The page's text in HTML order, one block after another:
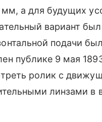
мм, а для будущих
вариант
подачи
публике 9 мая
ролик с
линзами в